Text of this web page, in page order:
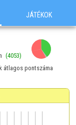
JÁTÉKOK
(4053)
átlagos pontszáma